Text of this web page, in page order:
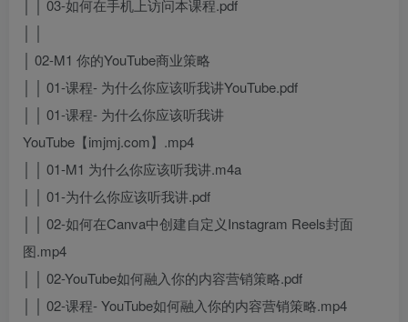
│ │ 03-如何在手机上访问本课程.pdf
│ 02-M1 你的YouTube商业策略
│ │ 01-课程- 为什么你应该听我讲YouTube.pdf
│ │ 01-课程- 为什么你应该听我讲
YouTube【imjmj.com】.mp4
│ │ 01-M1 为什么你应该听我讲.m4a
│ │ 01-为什么你应该听我讲.pdf
│ │ 02-如何在Canva中创建自定义Instagram Reels封面
图.mp4
│ │ 02-YouTube如何融入你的内容营销策略.pdf
│ │ 02-课程- YouTube如何融入你的内容营销策略.mp4